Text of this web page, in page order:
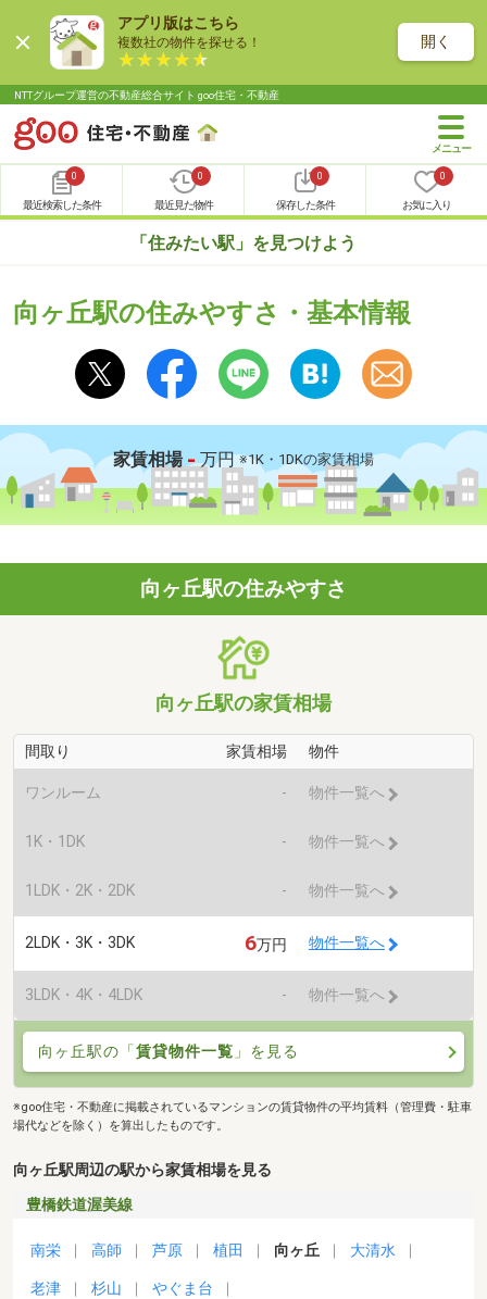
アプリ版はこちら
複数社の物件を探せる！ 開く
NTTグループ運営の不動産総合サイト goo住宅・不動産
0
最近検索した条件
0
最近見た物件
0
保存した条件
0
お気に入り
「住みたい駅」を見つけよう
向ヶ丘駅の住みやすさ・基本情報
家賃相場 - 万円 ※1K・1DKの家賃相場
向ヶ丘駅の住みやすさ
向ヶ丘駅の家賃相場
間取り 家賃相場 物件
ワンルーム - 物件一覧へ
1K・1DK - 物件一覧へ
1LDK・2K・2DK - 物件一覧へ
2LDK・3K・3DK 6万円 物件一覧へ
3LDK・4K・4LDK - 物件一覧へ
向ヶ丘駅の「賃貸物件一覧 」を見る
※goo住宅・不動産に掲載されているマンションの賃貸物件の平均賃料（管理費・駐車
場代などを除く）を算出したものです。
向ヶ丘駅周辺の駅から家賃相場を見る
豊橋鉄道渥美線
南栄 高師 芦原 植田 向ヶ丘 大清水
老津 杉山 やぐま台